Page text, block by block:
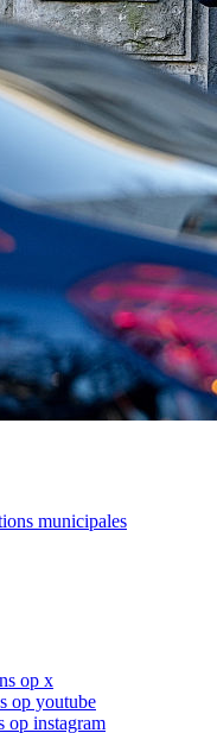
municipales
op x
op youtube
op instagram